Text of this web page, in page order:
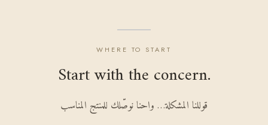
WHERE TO START
Start with the concern.
قوللنا المشكلة… واحنا نوصّلك للمنتج المناسب